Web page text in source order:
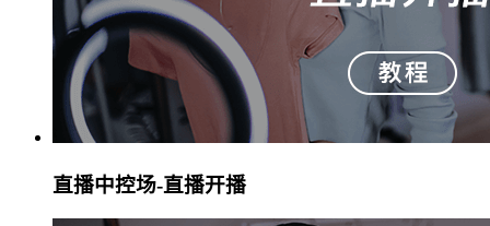
直播中控场-直播开播